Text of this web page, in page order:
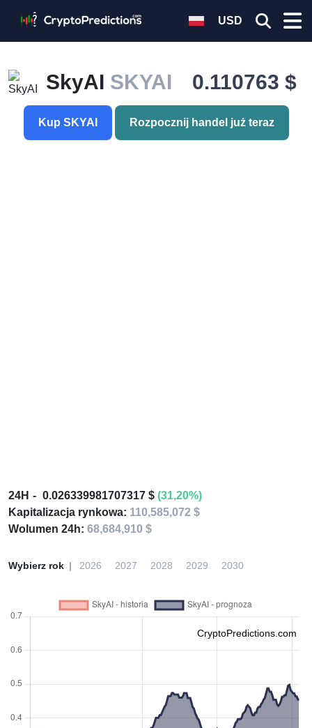
USD
SkyAI SKYAI 0.110763 $
Kup SKYAI Rozpocznij handel już teraz
24H 0.026339981707317 $ (31,20%)
Kapitalizacja rynkowa: 110,585,072 $
Wolumen 24h: 68,684,910 $
Wybierz rok 2026 2027 2028 2029 2030
CryptoPredictions.com